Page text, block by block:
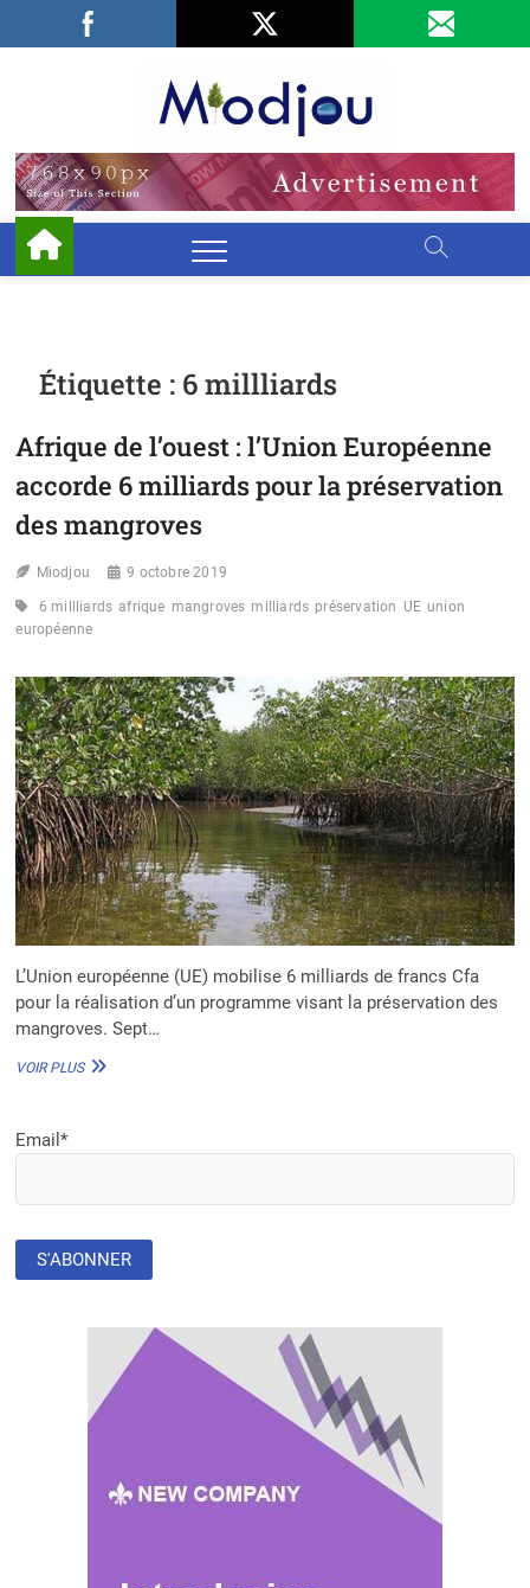
Facebook
LinkedIn
Étiquette : 6 millliards
Afrique de l’ouest : l’Union Européenne
accorde 6 milliards pour la préservation
des mangroves
Miodjou 9 octobre 2019
6 millliards afrique mangroves milliards préservation UE union
européenne
L’Union européenne (UE) mobilise 6 milliards de francs Cfa
pour la réalisation d’un programme visant la préservation des
mangroves. Sept…
VOIR PLUSAFRIQUE
POUR
LA
MANGROVES
Email*